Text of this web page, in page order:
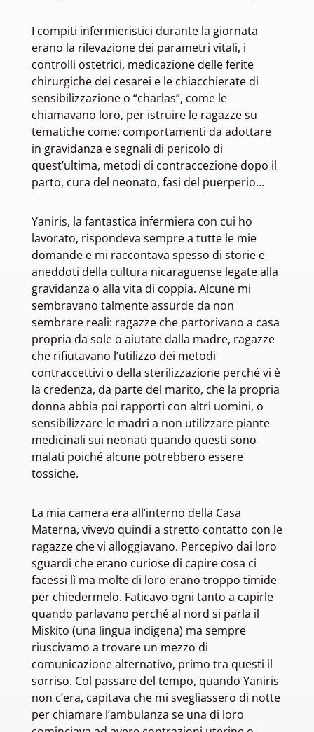
I compiti infermieristici durante la giornata
erano la rilevazione dei parametri vitali, i
controlli ostetrici, medicazione delle ferite
chirurgiche dei cesarei e le chiacchierate di
sensibilizzazione o “charlas”, come le
chiamavano loro, per istruire le ragazze su
tematiche come: comportamenti da adottare
in gravidanza e segnali di pericolo di
quest’ultima, metodi di contraccezione dopo il
parto, cura del neonato, fasi del puerperio…
Yaniris, la fantastica infermiera con cui ho
lavorato, rispondeva sempre a tutte le mie
domande e mi raccontava spesso di storie e
aneddoti della cultura nicaraguense legate alla
gravidanza o alla vita di coppia. Alcune mi
sembravano talmente assurde da non
sembrare reali: ragazze che partorivano a casa
propria da sole o aiutate dalla madre, ragazze
che rifiutavano l’utilizzo dei metodi
contraccettivi o della sterilizzazione perché vi è
la credenza, da parte del marito, che la propria
donna abbia poi rapporti con altri uomini, o
sensibilizzare le madri a non utilizzare piante
medicinali sui neonati quando questi sono
malati poiché alcune potrebbero essere
tossiche.
La mia camera era all’interno della Casa
Materna, vivevo quindi a stretto contatto con le
ragazze che vi alloggiavano. Percepivo dai loro
sguardi che erano curiose di capire cosa ci
facessi lì ma molte di loro erano troppo timide
per chiedermelo. Faticavo ogni tanto a capirle
quando parlavano perché al nord si parla il
Miskito (una lingua indigena) ma sempre
riuscivamo a trovare un mezzo di
comunicazione alternativo, primo tra questi il
sorriso. Col passare del tempo, quando Yaniris
non c’era, capitava che mi svegliassero di notte
per chiamare l’ambulanza se una di loro